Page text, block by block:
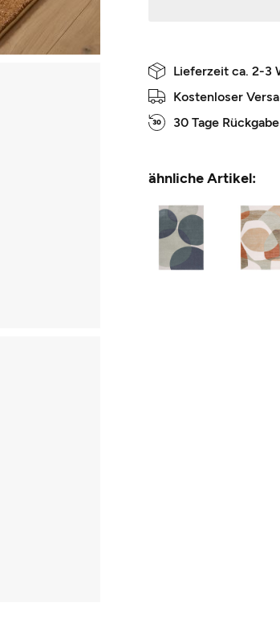
Lieferzeit ca. 2-3
Kostenloser
30 Tage
ähnliche Artikel: